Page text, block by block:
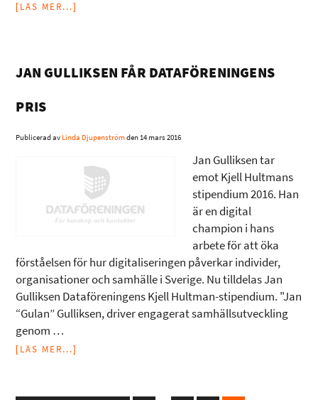
[LÄS MER...]
JAN GULLIKSEN FÅR DATAFÖRENINGENS
PRIS
Publicerad av Linda Djupenströmden14 mars 2016
Jan Gulliksen tar
emot Kjell Hultmans
stipendium 2016. Han
är en digital
champion i hans
arbete för att öka
förståelsen för hur digitaliseringen påverkar individer,
organisationer och samhälle i Sverige. Nu tilldelas Jan
Gulliksen Dataföreningens Kjell Hultman-stipendium. "Jan
“Gulan” Gulliksen, driver engagerat samhällsutveckling
genom …
[LÄS MER...]